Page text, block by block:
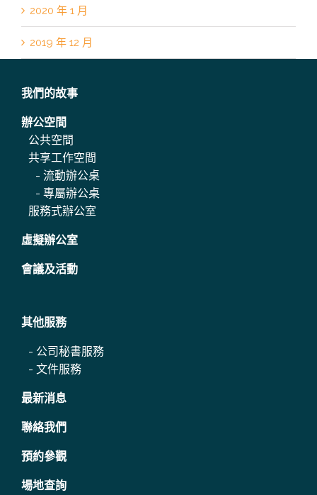
2020 年 1 月
2019 年 12 月
我們的故事
辦公空間
公共空間
共享工作空間
- 流動辦公桌
- 專屬辦公桌
服務式辦公室
虛擬辦公室
會議及活動
其他服務
- 公司秘書服務
- 文件服務
最新消息
聯絡我們
預約參觀
場地查詢